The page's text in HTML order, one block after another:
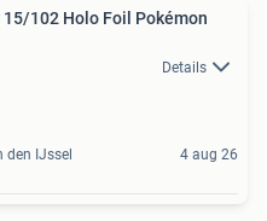
102 Holo Foil Pokémon
Details
den IJssel 4 aug 26